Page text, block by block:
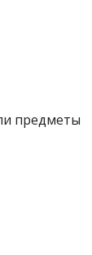
предметы